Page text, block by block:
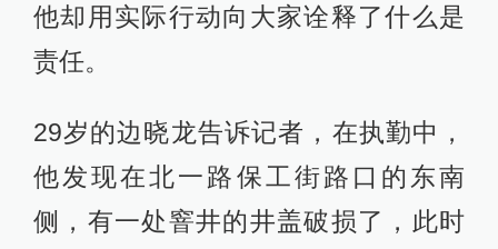
他却用实际行动向大家诠释了什么是
责任。
29岁的边晓龙告诉记者，在执勤中，
他发现在北一路保工街路口的东南
侧，有一处窨井的井盖破损了，此时